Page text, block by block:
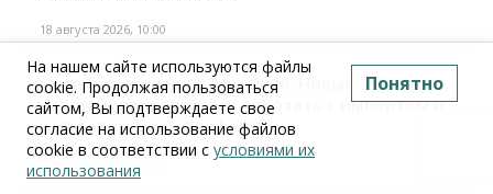
18 августа 2026, 10:00
Онлайн семинар: "ВЭД – 2026. Новые правила,
налоги и проверки. Как работать с импортом и
экспортом без штрафов"
18 августа 2026, 15:00
На нашем сайте используются файлы
cookie. Продолжая пользоваться
сайтом, Вы подтверждаете свое
согласие на использование файлов
cookie в соответствии с условиями их
использования
Понятно